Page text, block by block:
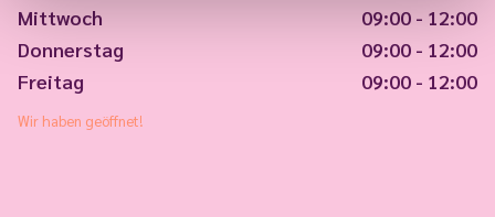
Mittwoch
09:00 - 12:00
Donnerstag
09:00 - 12:00
Freitag
09:00 - 12:00
Wir haben geöffnet!